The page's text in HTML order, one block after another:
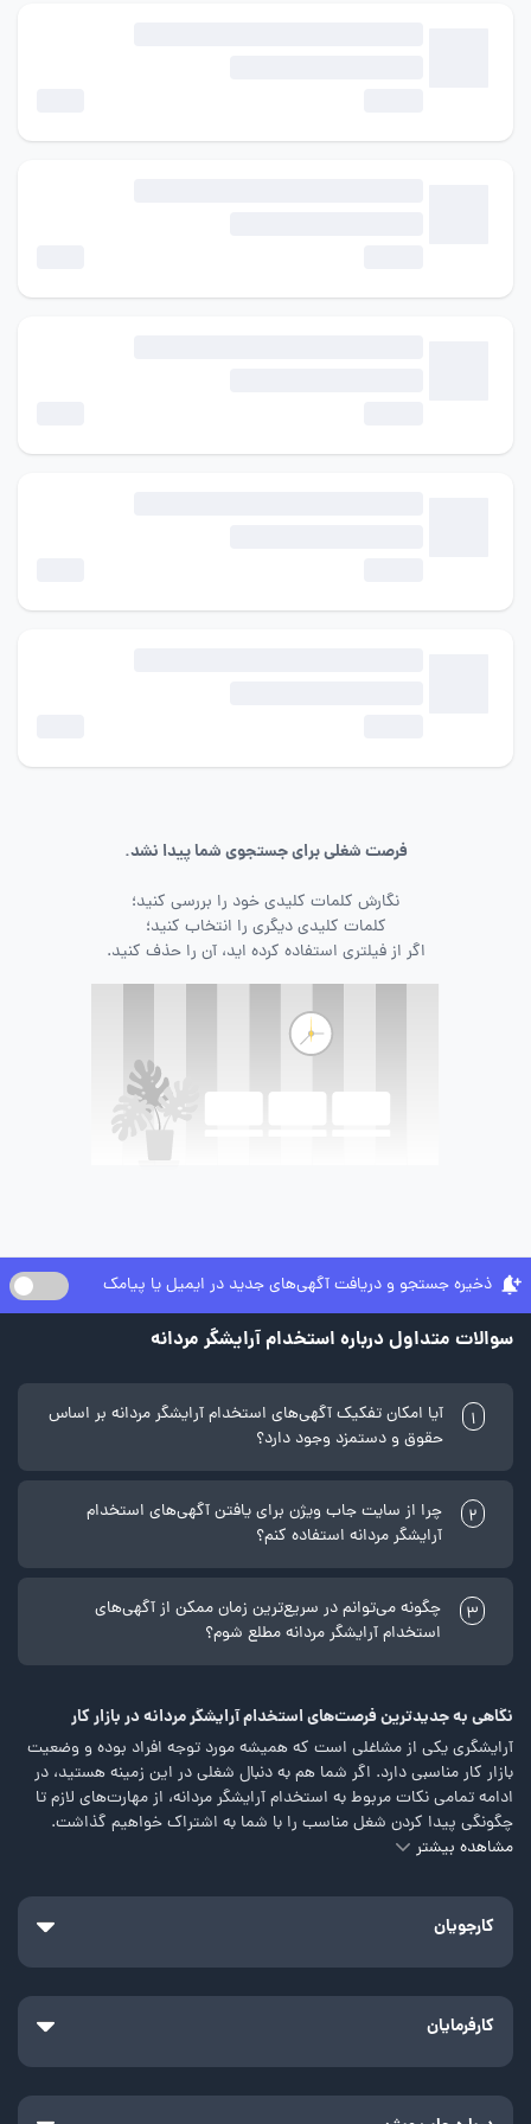
فرصت شغلی برای جستجوی شما پیدا نشد.
نگارش کلمات کلیدی خود را بررسی کنید؛
کلمات کلیدی دیگری را انتخاب کنید؛
اگر از فیلتری استفاده کرده اید، آن را حذف کنید.
ذخیره جستجو و دریافت آگهی‌های جدید در ایمیل یا پیامک
سوالات متداول درباره استخدام آرایشگر مردانه
1
آیا امکان تفکیک آگهی‌های استخدام آرایشگر مردانه بر اساس
حقوق و دستمزد وجود دارد؟
2
چرا از سایت جاب ویژن برای یافتن آگهی‌های استخدام
آرایشگر مردانه استفاده کنم؟
3
چگونه می‌توانم در سریع‌ترین زمان ممکن از آگهی‌های
استخدام آرایشگر مردانه مطلع شوم؟
نگاهی به جدیدترین فرصت‌های استخدام آرایشگر مردانه در بازار کار
آرایشگری یکی از مشاغلی است که همیشه مورد توجه افراد بوده و وضعیت
بازار کار مناسبی دارد. اگر شما هم به دنبال شغلی در این زمینه هستید، در
ادامه تمامی نکات مربوط به استخدام آرایشگر مردانه، از مهارت‌های لازم تا
چگونگی پیدا کردن شغل مناسب را با شما به اشتراک خواهیم گذاشت.
نگاهی به وضعیت استخدام آرایشگر مردانه
شغل آرایشگری مردانه به دلایل مختلفی تقاضای بالایی برای استخدام دارد.
اول اینکه این حرفه همیشه مشتری خود را دارد، چراکه نیاز به پیرایش و
باکیفیت و رفتار مناسب، مشتری‌های وفاداری پیدا کنید که بارها و بارها به
شما مراجعه کنند. علاوه بر این، اگر در این حرفه مهارت کسب کنید،
می‌توانید در فرصت های استخدام آرایشگر مردانه درآمد مناسبی داشته
اگر به دنبال ورود به این حرفه هستید، باید در ابتدا مهارت‌های مورد نیاز را
یاد بگیرید. گذراندن دوره آموزش آرایشگری اولین قدم است. در این
مشاهده بیشتر
کارجویان
کارفرمایان